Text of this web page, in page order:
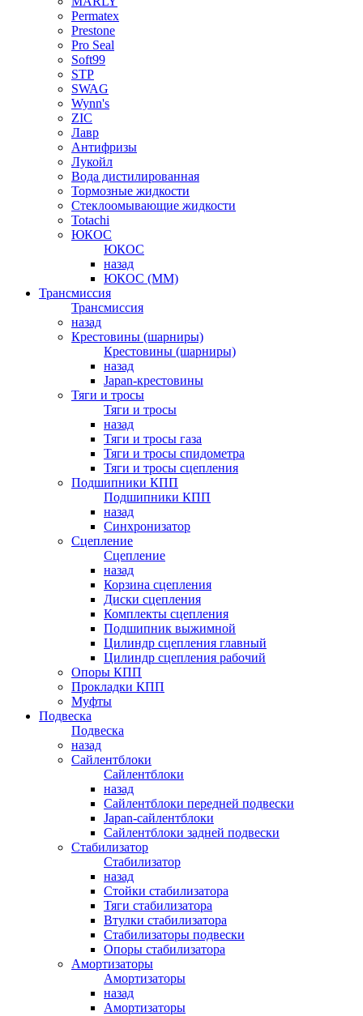
Permatex
Prestone
Pro Seal
Soft99
STP
SWAG
Wynn's
ZIC
Лавр
Антифризы
Лукойл
Вода дистилированная
Тормозные жидкости
Стеклоомывающие жидкости
Totachi
ЮКОС
ЮКОС
назад
ЮКОС (ММ)
Трансмиссия
Трансмиссия
назад
Крестовины (шарниры)
Крестовины (шарниры)
назад
Japan-крестовины
Тяги и тросы
Тяги и тросы
назад
Тяги и тросы газа
Тяги и тросы спидометра
Тяги и тросы сцепления
Подшипники КПП
Подшипники КПП
назад
Синхронизатор
Сцепление
Сцепление
назад
Корзина сцепления
Диски сцепления
Комплекты сцепления
Подшипник выжимной
Цилиндр сцепления главный
Цилиндр сцепления рабочий
Опоры КПП
Прокладки КПП
Муфты
Подвеска
Подвеска
назад
Сайлентблоки
Сайлентблоки
назад
Сайлентблоки передней подвески
Japan-сайлентблоки
Сайлентблоки задней подвески
Стабилизатор
Стабилизатор
назад
Стойки стабилизатора
Тяги стабилизатора
Втулки стабилизатора
Стабилизаторы подвески
Опоры стабилизатора
Амортизаторы
Амортизаторы
назад
Амортизаторы